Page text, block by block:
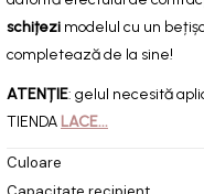
schițezimodelul cu un
completează de la sine!
ATENȚIE: gelul necesită
TIENDA LACE...
Culoare